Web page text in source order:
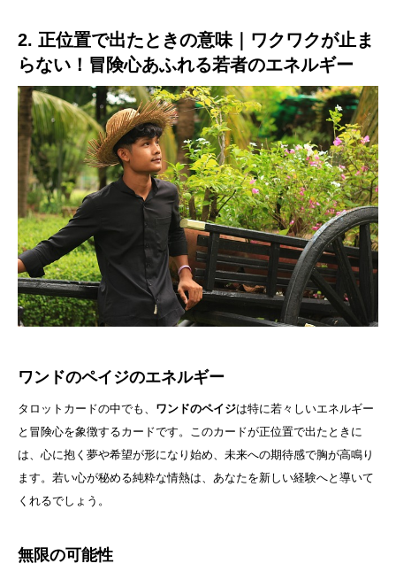
2. 正位置で出たときの意味｜ワクワクが止ま
らない！冒険心あふれる若者のエネルギー
ワンドのペイジのエネルギー
タロットカードの中でも、 ワンドのペイジは特に若々しいエネルギー
と冒険心を象徴するカードです。このカードが正位置で出たときに
は、心に抱く夢や希望が形になり始め、未来への期待感で胸が高鳴り
ます。若い心が秘める純粋な情熱は、あなたを新しい経験へと導いて
くれるでしょう。
無限の可能性